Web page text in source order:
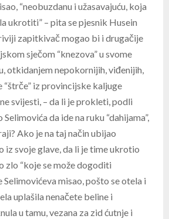
“neobuzdanu i užasavajuću, koja
ukrotiti” – pita se pjesnik Husein
zapitkivač mogao bi i drugačije
sječom “knezova” u svome
otkidanjem nepokornijih, viđenijih,
“štrče” iz provincijske kaljuge
svijesti, – da li je prokleti, podli
da ide na ruku “dahijama”,
Ako je na taj način ubijao
iz svoje glave, da li je time ukrotio
zlo “koje se može dogoditi
Selimovićeva misao, pošto se otela i
uplašila nenačete beline i
u tamu, vezana za zid ćutnje i